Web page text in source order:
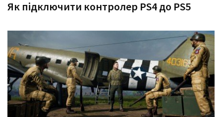
Як підключити контролер PS4 до PS5